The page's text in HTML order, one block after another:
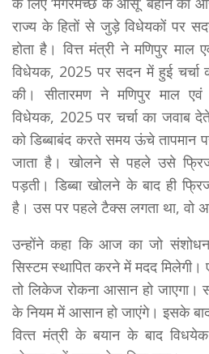
राज्य के हितों से जुड़े विधेयकों पर
होता है। वित्त मंत्री ने मणिपुर
विधेयक, 2025 पर सदन में हुई चर्चा
की। सीतारमण ने मणिपुर माल
विधेयक, 2025 पर चर्चा का जवाब
को डिब्बाबंद करते समय ऊंचे तापमान
जाता है। खोलने से पहले उसे
पड़ती। डिब्बा खोलने के बाद ही
है। उस पर पहले टैक्स लगता था, वो
उन्‍होंने कहा कि आज का जो
सिस्टम स्थापित करने में मदद मिलेगी।
तो लिकेज रोकना आसान हो जाएगा।
के नियम में आसान हो जाएंगे। इसके
वित्‍त मंत्री के बयान के बाद